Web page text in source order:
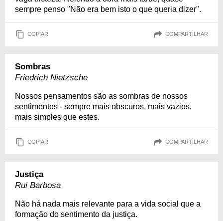
sempre penso "Não era bem isto o que queria dizer".
COPIAR COMPARTILHAR
Sombras
Friedrich Nietzsche
Nossos pensamentos são as sombras de nossos
sentimentos - sempre mais obscuros, mais vazios,
mais simples que estes.
COPIAR COMPARTILHAR
Justiça
Rui Barbosa
Não há nada mais relevante para a vida social que a
formação do sentimento da justiça.